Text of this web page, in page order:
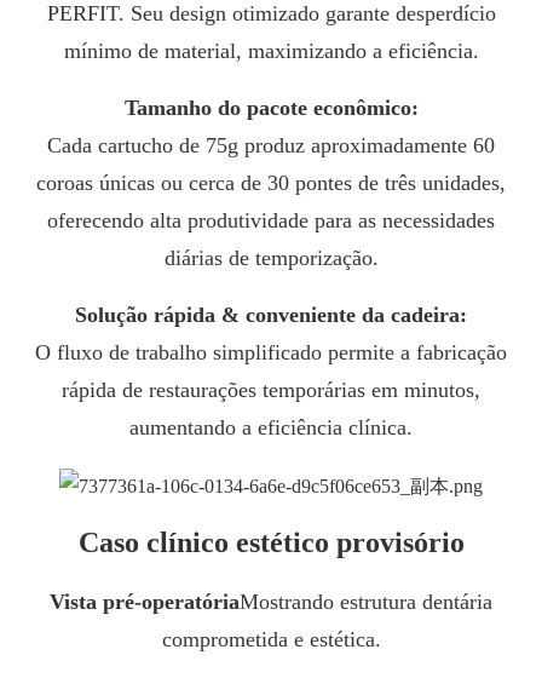
PERFIT. Seu design otimizado garante desperdício
mínimo de material, maximizando a eficiência.
Tamanho do pacote econômico:
Cada cartucho de 75g produz aproximadamente 60
coroas únicas ou cerca de 30 pontes de três unidades,
oferecendo alta produtividade para as necessidades
diárias de temporização.
Solução rápida & conveniente da cadeira:
O fluxo de trabalho simplificado permite a fabricação
rápida de restaurações temporárias em minutos,
aumentando a eficiência clínica.
Caso clínico estético provisório
Vista pré-operatóriaMostrando estrutura dentária
comprometida e estética.